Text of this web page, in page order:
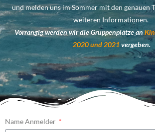
und melden uns im Sommer mit den genauen
weiteren Informationen.
Vorrangig werden wir die Gruppenplätze an
2020 und 2021 vergeben.
Name Anmelder